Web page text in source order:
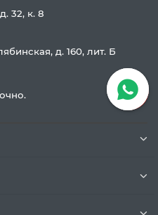
32, к. 8
д. 160, лит. Б